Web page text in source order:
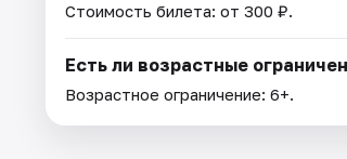
Стоимость билета: от 300 ₽.
Есть ли возрастные
Возрастное ограничение: 6+.